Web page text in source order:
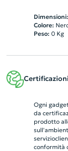
Dimensioni:
Colore:
Peso: 0Kg
Certificazioni
Ogni
da
prodotto
conformità